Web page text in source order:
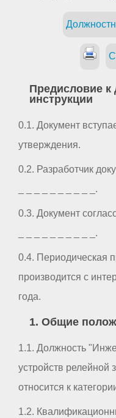
Предисловие к
инструкции
0.1. Документ
утверждения.
0.2. Разработчик
_ _ _ _ _ _ _ _ _ _.
0.3. Документ
_ _ _ _ _ _ _ _ _ _.
0.4. Периодическая
производится с
года.
1. Общие
1.1. Должность
устройств релейной
относится к
1.2.